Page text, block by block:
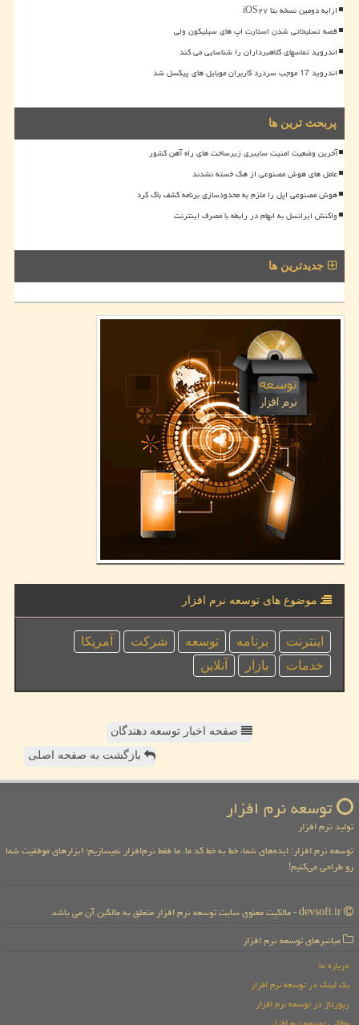
ارایه دومین نسخه بتا iOS۲۷
قصه تسلیحاتی شدن استارت اپ های سیلیکون ولی
اندروید تماسهای کلاهبرداران را شناسایی می کند
اندروید 17 موجب سردرد کاربران موبایل های پیکسل شد
پربحث ترین ها
آخرین وضعیت امنیت سایبری زیرساخت های راه آهن کشور
عامل های هوش مصنوعی از هک خسته نشدند
هوش مصنوعی اپل را ملزم به محدودسازی برنامه کشف باگ کرد
واکنش ایرانسل به ابهام در رابطه با مصرف اینترنت
جدیدترین ها
موضوع های توسعه نرم افزار
اینترنت برنامه توسعه شركت
آمریكا
خدمات
بازار آنلاین
صفحه اخبار توسعه دهندگان
بازگشت به صفحه اصلی
توسعه نرم افزار
تولید نرم افزار
توسعه نرم افزار: ایده‌های شما، خط به خط کد ما. ما فقط نرم‌افزار نمیسازیم؛ ابزارهای موفقیت شما
رو طراحی می‌کنیم!
میانبرهای توسعه نرم افزار
درباره ما
بک لینک در توسعه نرم افزار
رپورتاژ در توسعه نرم افزار